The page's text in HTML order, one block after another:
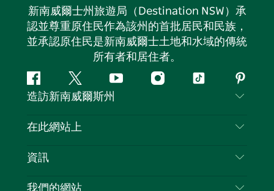
新南威爾士州旅遊局（Destination NSW）承
認並尊重原住民作為該州的首批居民和民族，
並承認原住民是新南威爾士土地和水域的傳統
所有者和居住者。
Facebook嘰
嘰
喳
Youtube Instagram
抖
造訪新南威爾斯州
聯絡我們
隱私
在此網站上
目的地
資訊
旅行資訊
我們的網站